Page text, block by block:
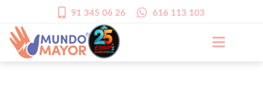
91 345 06 26 616 113 103